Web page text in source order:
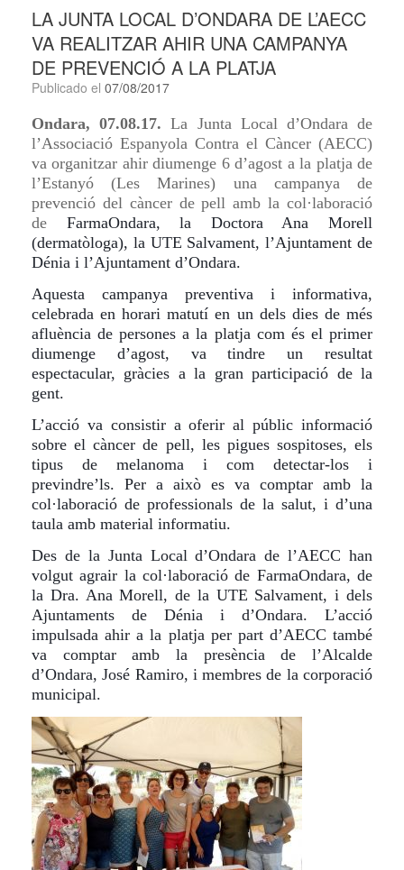
LA JUNTA LOCAL D’ONDARA DE L’AECC
VA REALITZAR AHIR UNA CAMPANYA
DE PREVENCIÓ A LA PLATJA
Publicado el 07/08/2017
Ondara, 07.08.17.La Junta Local d’Ondara de
l’Associació Espanyola Contra el Càncer (AECC)
va organitzar ahir diumenge 6 d’agost a la platja de
l’Estanyó (Les Marines) una campanya de
prevenció del càncer de pell amb la col·laboració
de FarmaOndara,la DoctoraAna Morell
(dermatòloga), la UTE Salvament,l’Ajuntament de
Dénia i l’Ajuntament d’Ondara.
Aquesta campanya preventiva i informativa,
celebrada en horari matutí en un dels dies de més
afluència de personesa la platja com és el primer
diumenge d’agost, va tindre un resultat
espectacular, gràcies a la gran participació de la
gent.
L’acció va consistiraoferir al públic informació
sobre el càncer de pell, les piguessospitoses, els
tipus de melanoma i com detectar-los i
previndre’ls. Per a això es va comptar amb la
col·laboració de professionals de la salut, i d’una
taula amb material informatiu.
Des dela Junta Local d’Ondara de l’AECC han
volgut agrair la col·laboració de FarmaOndara,de
la Dra. Ana Morell,de la UTE Salvament, i dels
Ajuntaments de Dénia i d’Ondara. L’acció
impulsada ahira la platja per part d’AECC també
va comptar amb la presència de l’Alcalde
d’Ondara, José Ramiro, i membres de la corporació
municipal.